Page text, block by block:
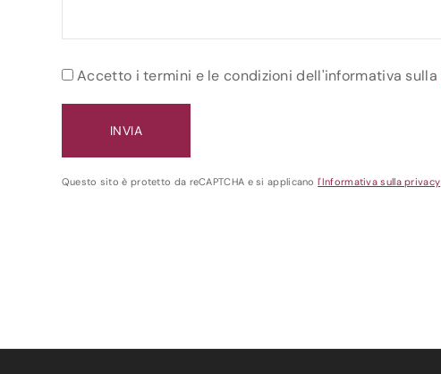
Accetto i termini e le condizioni dell'informativa sulla
Questo sito è protetto da reCAPTCHA e si applicanol'Informativa sulla privacy